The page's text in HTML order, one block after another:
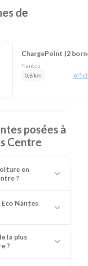
de
ChargePoint (2
Nantes
0,6 km
posées à
Centre
en
?
Nantes
la plus
?